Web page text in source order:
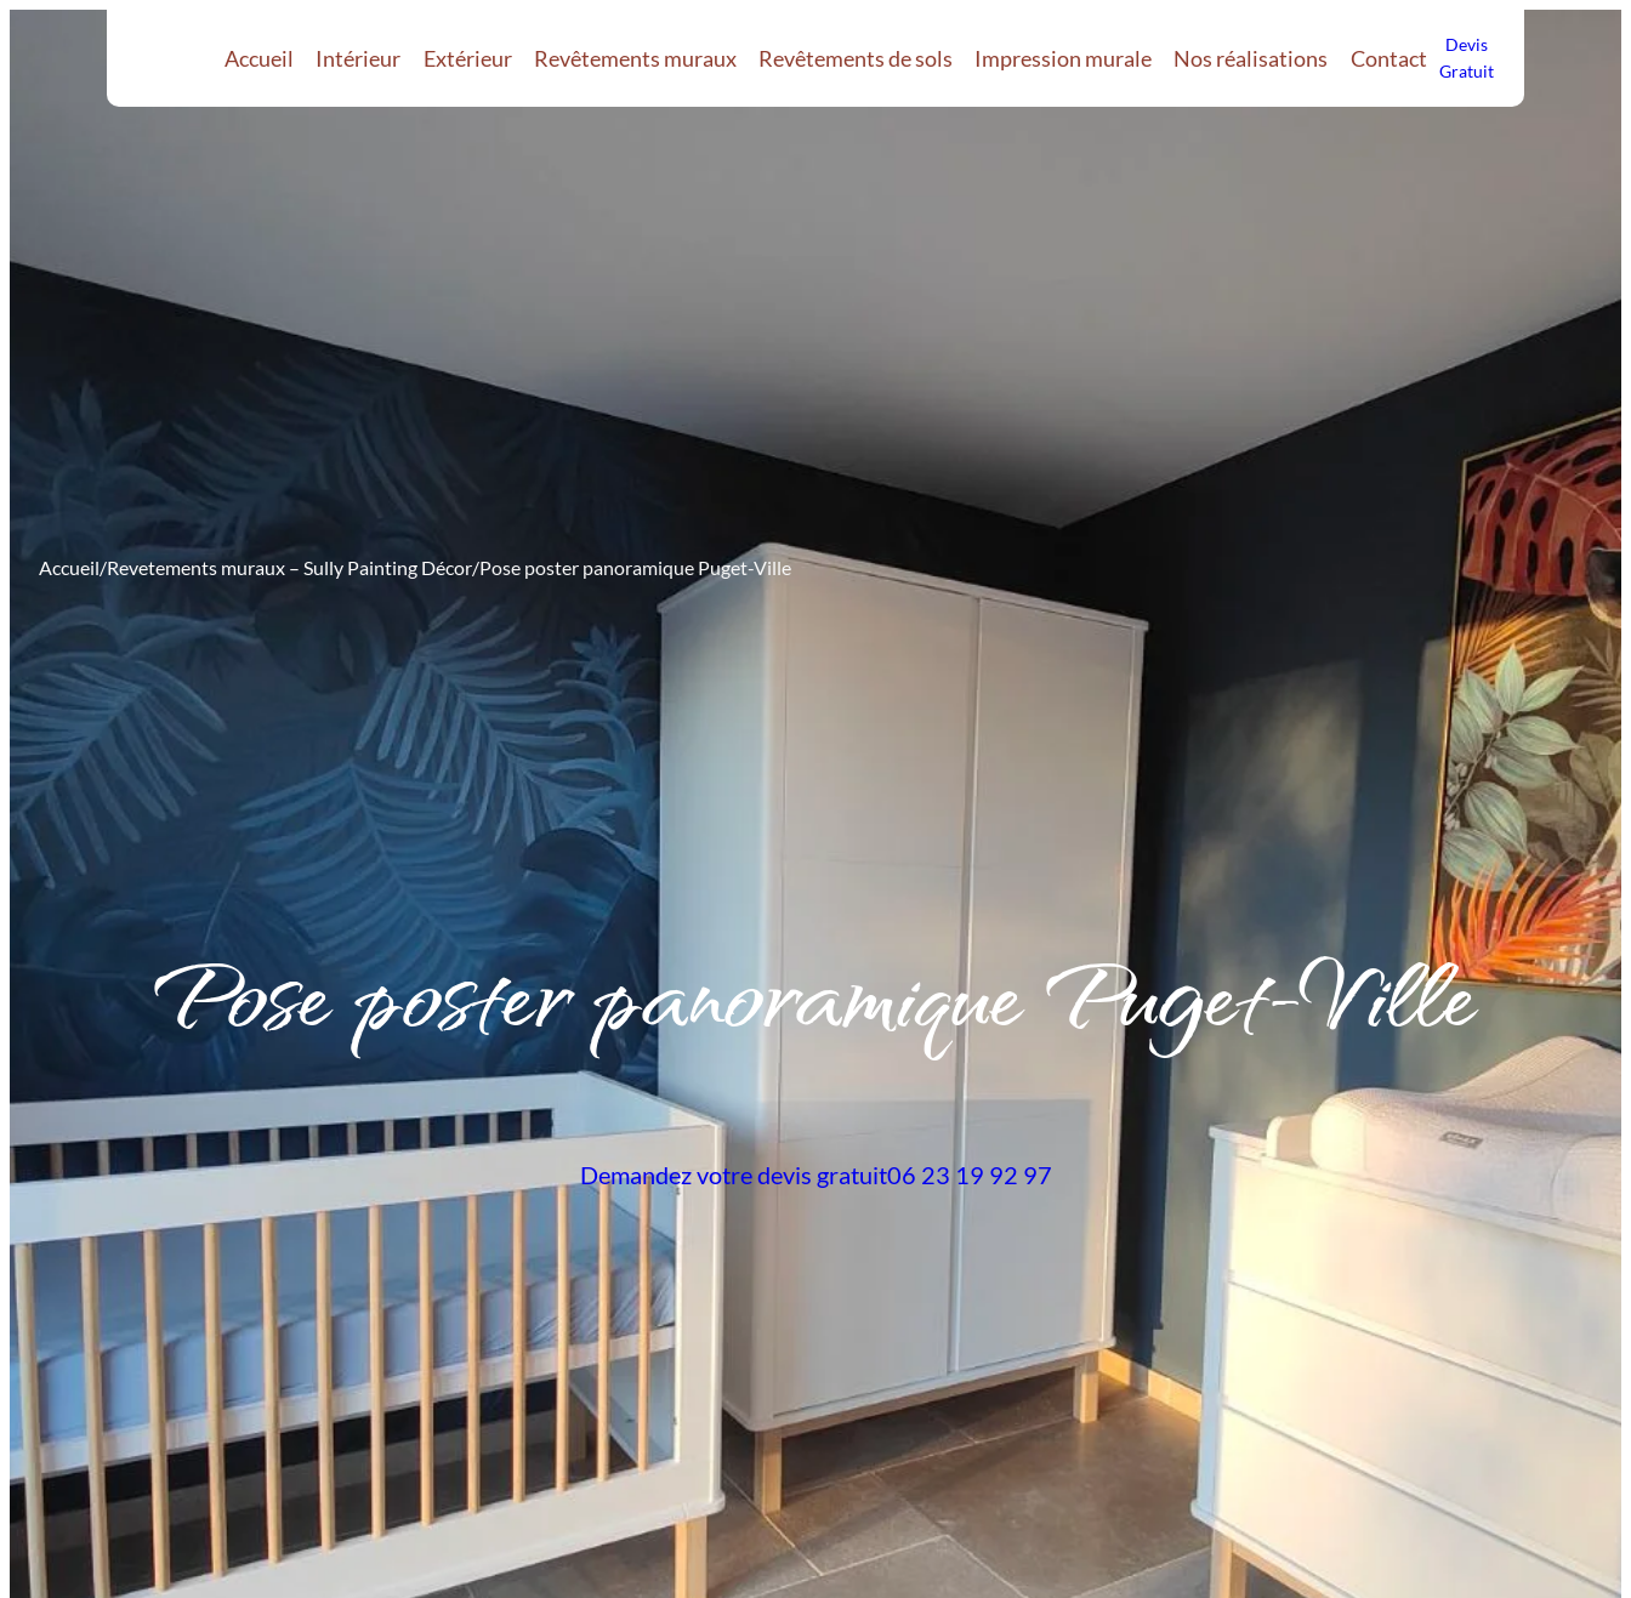
Accueil Intérieur Extérieur Revêtements muraux Revêtements de sols Impression murale Nos réalisations Contact
Devis
Gratuit
Accueil/Revetements muraux – Sully Painting Décor/Pose poster panoramique Puget-Ville
Pose poster panoramique Puget-Ville
Demandez votre devis gratuit06 23 19 92 97